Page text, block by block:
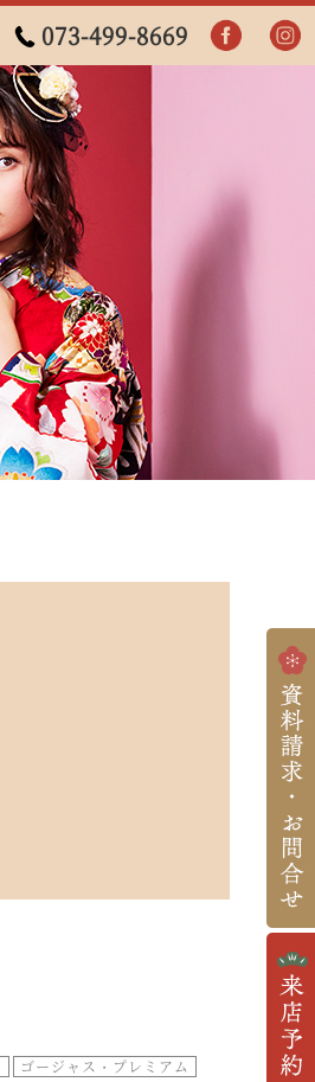
073-499-8669
ゴージャス・プレミアム